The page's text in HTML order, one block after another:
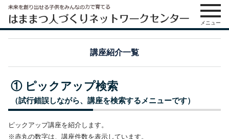
メニュー
講座紹介一覧
① ピックアップ検索
（試行錯誤しながら、講座を検索するメニューです）
ピックアップ講座を紹介します。
※赤丸の数字は、講座件数を表示しています。